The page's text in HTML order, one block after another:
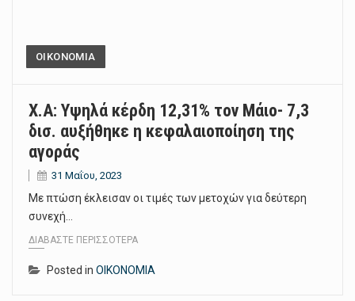
ΟΙΚΟΝΟΜΙΑ
Χ.Α: Υψηλά κέρδη 12,31% τον Μάιο- 7,3
δισ. αυξήθηκε η κεφαλαιοποίηση της
αγοράς
31 Μαΐου, 2023
Με πτώση έκλεισαν οι τιμές των μετοχών για δεύτερη
συνεχή…
ΔΙΑΒΆΣΤΕ ΠΕΡΙΣΣΌΤΕΡΑ
Posted in ΟΙΚΟΝΟΜΙΑ